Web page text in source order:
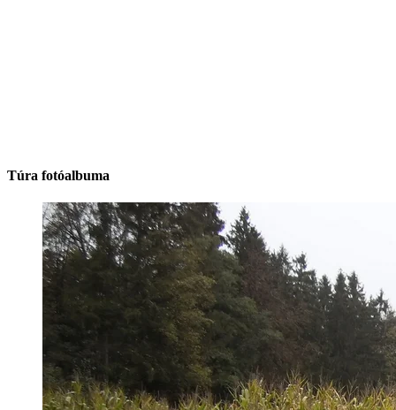
Túra fotóalbuma